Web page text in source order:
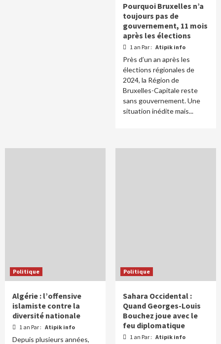
Pourquoi Bruxelles n’a
toujours pas de
gouvernement, 11 mois
après les élections
1 an Par : Atipik info
Près d’un an après les
élections régionales de
2024, la Région de
Bruxelles-Capitale reste
sans gouvernement. Une
situation inédite mais...
Politique
Algérie : l’offensive
islamiste contre la
diversité nationale
1 an Par : Atipik info
Depuis plusieurs années,
Politique
Sahara Occidental :
Quand Georges-Louis
Bouchez joue avec le
feu diplomatique
1 an Par : Atipik info